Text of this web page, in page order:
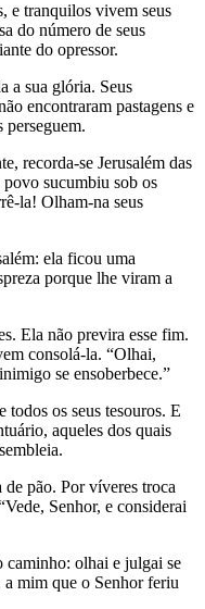
e tranquilos vivem seus
do número de seus
do opressor.
a sua glória. Seus
encontraram pastagens e
perseguem.
recorda-se Jerusalém das
sucumbiu sob os
la! Olham-na seus
ela ficou uma
porque lhe viram a
Ela não previra esse fim.
consolá-la. “Olhai,
se ensoberbece.”
os seus tesouros. E
aqueles dos quais
pão. Por víveres troca
Senhor, e considerai
caminho: olhai e julgai se
mim que o Senhor feriu